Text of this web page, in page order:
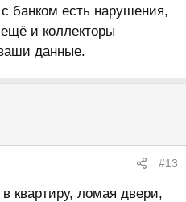
банком есть нарушения,
и коллекторы
данные.
#13
квартиру, ломая двери,